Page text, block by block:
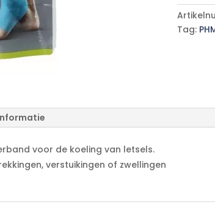
aantal
l
t
e
i
Tag:
voor de koeling van letsels.
verstuikingen of zwellingen